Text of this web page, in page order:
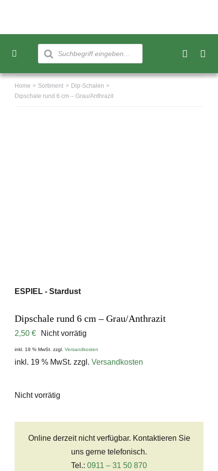
content
Products
search
Toggle
Neu
Home Sortiment
Dip-Schalen
Dipschale rund 6 cm – Grau/Anthrazit
ESPIEL - Stardust
Dipschale rund 6 cm – Grau/Anthrazit
2,50 € Nicht vorrätig
inkl. 19 % MwSt. zzgl. Versandkosten
inkl. 19 % MwSt. zzgl. Versandkosten
Nicht vorrätig
Online derzeit nicht verfügbar. Kontaktieren Sie
uns gerne telefonisch.
Tel.: 0911 – 31 50 870